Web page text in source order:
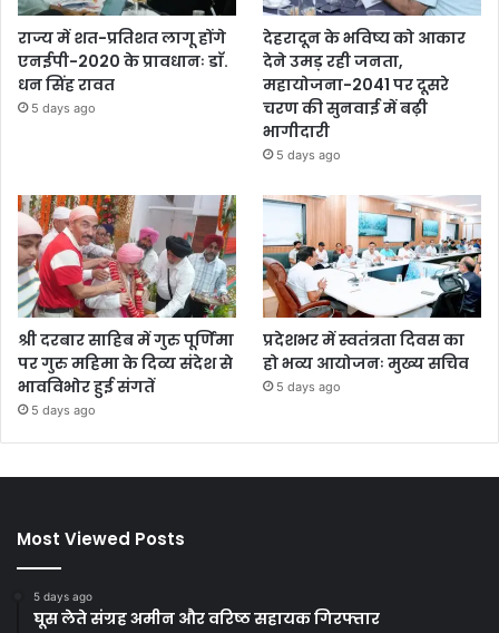
राज्य में शत-प्रतिशत लागू होंगे
एनईपी-2020 के प्रावधानः डाॅ.
धन सिंह रावत
5 days ago
देहरादून के भविष्य को आकार
देने उमड़ रही जनता,
महायोजना-2041 पर दूसरे
चरण की सुनवाई में बढ़ी
भागीदारी
5 days ago
श्री दरबार साहिब में गुरु पूर्णिमा
पर गुरु महिमा के दिव्य संदेश से
भावविभोर हुई संगतें
5 days ago
प्रदेशभर में स्वतंत्रता दिवस का
हो भव्य आयोजनः मुख्य सचिव
5 days ago
Most Viewed Posts
5 days ago
घूस लेते संग्रह अमीन और वरिष्ठ सहायक गिरफ्तार